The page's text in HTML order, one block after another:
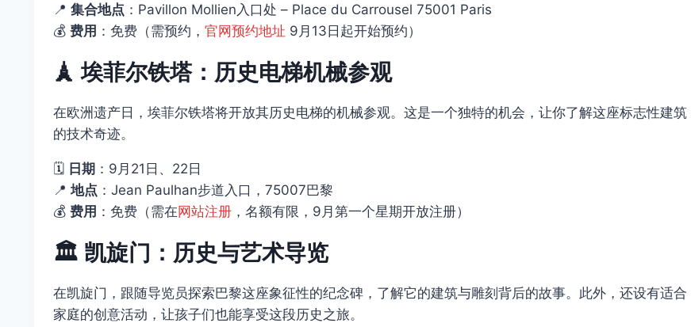
📍 集合地点 ：Pavillon Mollien入口处 – Place du Carrousel 75001 Paris
💰 费用 ：免费（需预约， 官网预约地址 9月13日起开始预约）
🗼埃菲尔铁塔：历史电梯机械参观
在欧洲遗产日，埃菲尔铁塔将开放其历史电梯的机械参观。这是一个独特的机会，让你了解这座标志性建筑
的技术奇迹。
🗓️ 日期 ：9月21日、22日
📍 地点 ：Jean Paulhan步道入口，75007巴黎
💰 费用 ：免费（需在网站注册 ，名额有限，9月第一个星期开放注册）
🏛️ 凯旋门：历史与艺术导览
在凯旋门，跟随导览员探索巴黎这座象征性的纪念碑，了解它的建筑与雕刻背后的故事。此外，还设有适合
家庭的创意活动，让孩子们也能享受这段历史之旅。